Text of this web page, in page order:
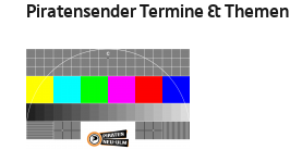
Piratensender Termine & Themen